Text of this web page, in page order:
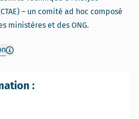
– un comité ad hoc composé
ministères et des ONG.
: